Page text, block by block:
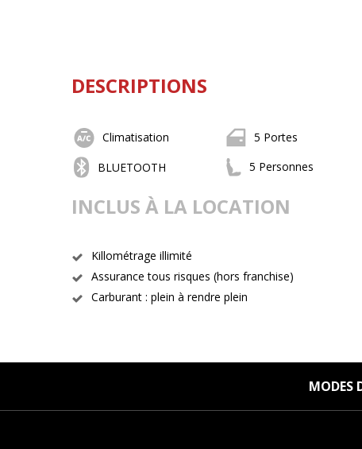
DESCRIPTIONS
Climatisation 5 Portes
BLUETOOTH
5 Personnes
INCLUS À LA LOCATION
Killométrage illimité
Assurance tous risques (hors franchise)
Carburant : plein à rendre plein
MODES